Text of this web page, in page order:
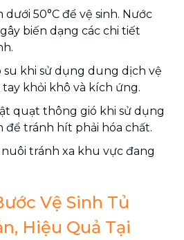
50°C để vệ sinh. Nước
biến dạng các chi tiết
su khi sử dụng dung dịch vệ
tay khỏi khô và kích ứng.
quạt thông gió khi sử dụng
để tránh hít phải hóa chất.
tránh xa khu vực đang
Vệ Sinh Tủ
Hiệu Quả Tại